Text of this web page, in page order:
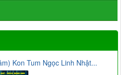
Kon Tum Ngọc Linh Nhật...